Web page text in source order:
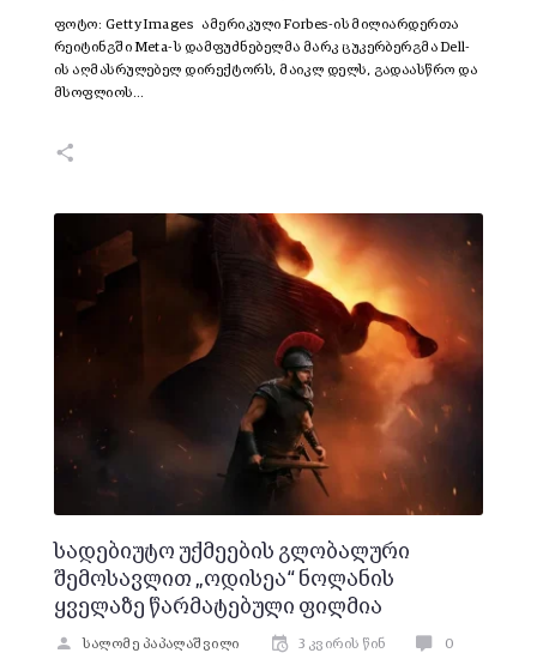
ფოტო: Getty Images ამერიკული Forbes-ის მილიარდერთა
რეიტინგში Meta-ს დამფუძნებელმა მარკ ცუკერბერგმა Dell-
ის აღმასრულებელ დირექტორს, მაიკლ დელს, გადაასწრო და
მსოფლიოს…
სადებიუტო უქმეების გლობალური
შემოსავლით „ოდისეა“ ნოლანის
ყველაზე წარმატებული ფილმია
სალომე პაპალაშვილი 3 კვირის წინ 0